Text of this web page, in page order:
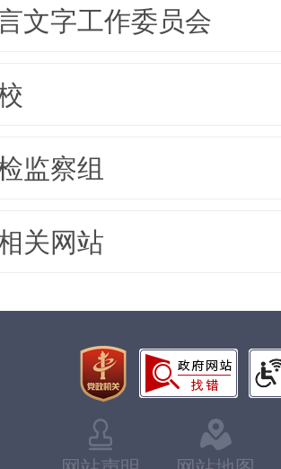
文字工作委员会
监察组
关网站